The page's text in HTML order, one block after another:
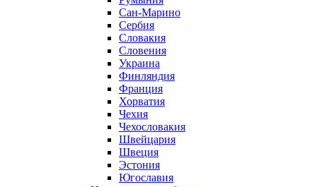
Сан-Марино
Сербия
Словакия
Словения
Украина
Финляндия
Франция
Хорватия
Чехия
Чехословакия
Швейцария
Швеция
Эстония
Югославия